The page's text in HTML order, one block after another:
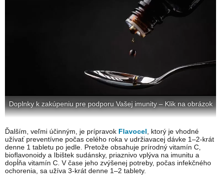
Doplnky k zakúpeniu pre podporu Vašej imunity – Klik na obrázok
Ďalším, veľmi účinným, je prípravok Flavocel , ktorý je vhodné
užívať preventívne počas celého roka v udržiavacej dávke 1–2-krát
denne 1 tabletu po jedle. Pretože obsahuje prírodný vitamín C,
bioflavonoidy a Ibištek sudánsky, priaznivo vplýva na imunitu a
dopĺňa vitamín C. V čase jeho zvýšenej potreby, počas infekčného
ochorenia, sa užíva 3-krát denne 1–2 tablety.